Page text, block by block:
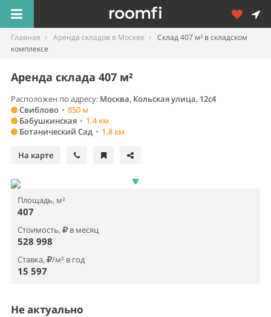
Главная Аренда складов в Москве
Склад 407 м² в складском
комплексе
Аренда склада 407 м²
Расположен по адресу: Москва, Кольская улица, 12с4
Свиблово • 850 м
Бабушкинская • 1.4 км
Ботанический Сад • 1.8 км
На карте
Площадь, м²
407
Стоимость, в месяц
528 998
Ставка, /м² в год
15 597
Не актуально